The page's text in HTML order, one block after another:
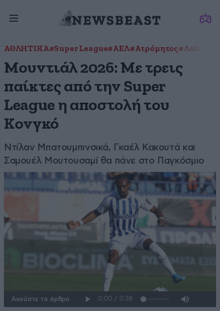
ΑΘΛΗΤΙΚΑ#Super League#ΑΕΛ#Ατρόμητος#Λαϊκή
Μουντιάλ 2026: Με τρεις
παίκτες από την Super
League η αποστολή του
Κονγκό
Ντίλαν Μπατουμπινσικά, Γκαέλ Κακουτά και
Σαμουέλ Μουτουσαμί θα πάνε στο Παγκόσμιο
Ακούστε το άρθρο